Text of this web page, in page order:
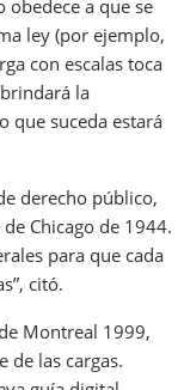
obedece a que se
ley (por ejemplo,
con escalas toca
la
que suceda estará
derecho público,
Chicago de 1944.
para que cada
citó.
Montreal 1999,
de las cargas.